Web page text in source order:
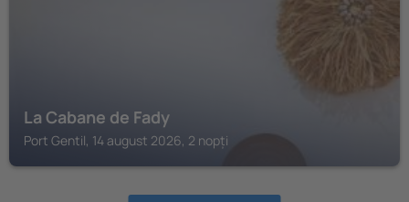
La Cabane de Fady
Port Gentil, 14 august 2026, 2 nopți